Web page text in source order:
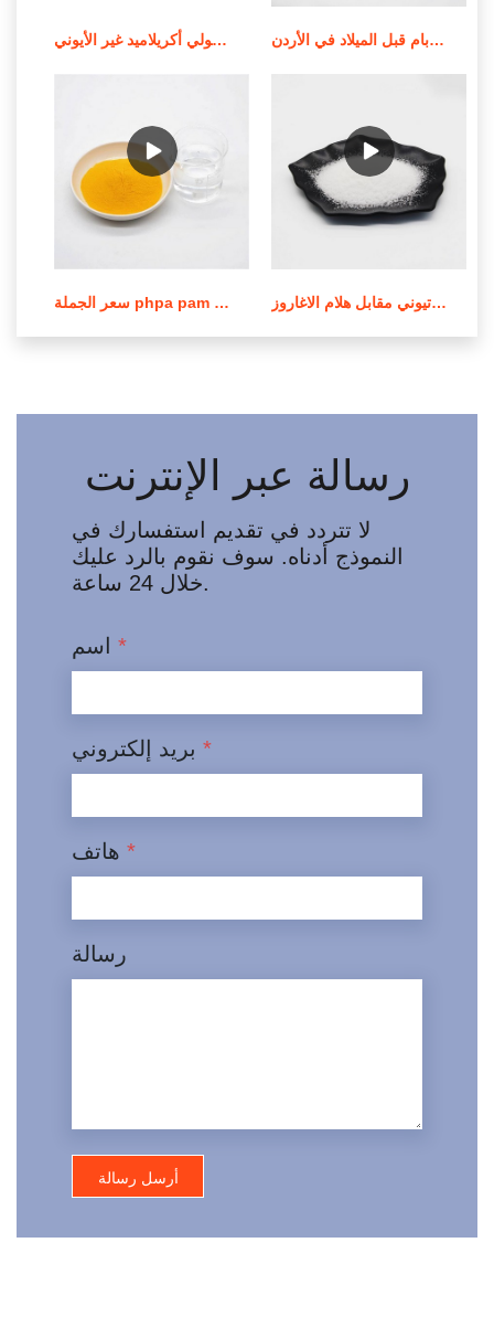
استخدام وإشعار تطبيق بولي أكريلاميد غير الأيوني جودة عالية من الموردين الندف بام قبل الميلاد في الأردن
سعر الجملة phpa pam بولي أكريلاميد في لبنان عملية صنع بولي أكريلاميد الكاتيوني مقابل هلام الاغاروز
رسالة عبر الإنترنت
لا تتردد في تقديم استفسارك في
النموذج أدناه. سوف نقوم بالرد عليك
خلال 24 ساعة.
*
*
*
رسالة